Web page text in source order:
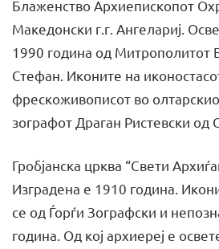
Блаженство Архиепископот
Македонски г.г. Ангелариј.
1990 година од Митрополитот
Стефан. Иконите на
фрескоживописот во
зографот Драган Ристевски од
Гробјанска црква “Свети
Изградена е 1910 година.
се од Ѓорѓи Зографски и
година. Од кој архиереј е